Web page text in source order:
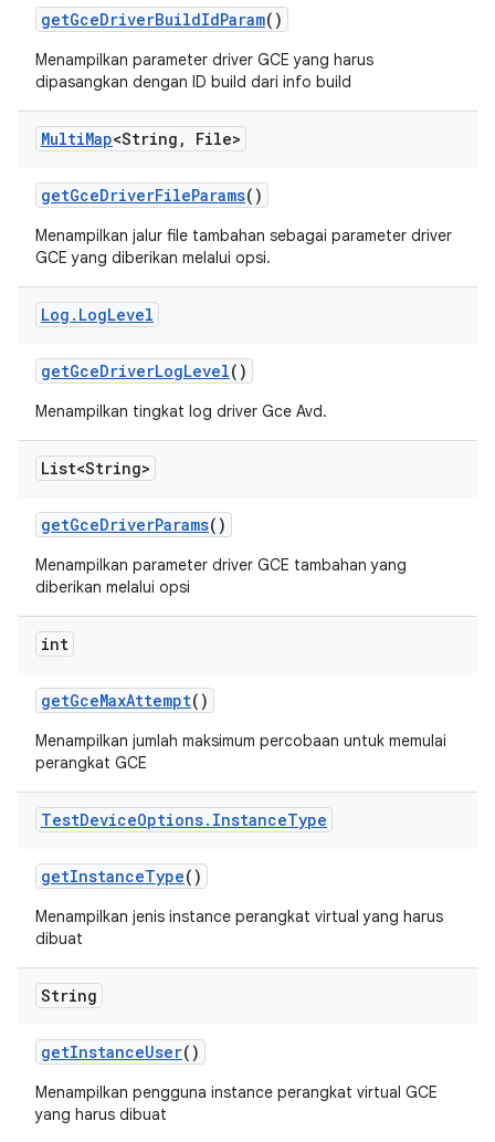
getGceDriverBuildIdParam()
Menampilkan parameter driver GCE yang harus
dipasangkan dengan ID build dari info build
MultiMap<String , File>
getGceDriverFileParams()
Menampilkan jalur file tambahan sebagai parameter driver
GCE yang diberikan melalui opsi.
Log . LogLevel
getGceDriverLogLevel()
Menampilkan tingkat log driver Gce Avd.
List<String>
getGceDriverParams()
Menampilkan parameter driver GCE tambahan yang
diberikan melalui opsi
int
getGceMaxAttempt()
Menampilkan jumlah maksimum percobaan untuk memulai
perangkat GCE
TestDeviceOptions. InstanceType
getInstanceType()
Menampilkan jenis instance perangkat virtual yang harus
dibuat
String
getInstanceUser()
Menampilkan pengguna instance perangkat virtual GCE
yang harus dibuat